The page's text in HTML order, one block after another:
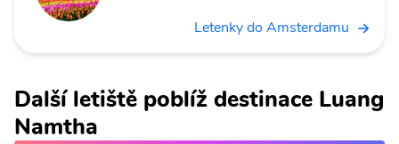
Letenky do Amsterdamu
Další letiště poblíž destinace Luang
Namtha